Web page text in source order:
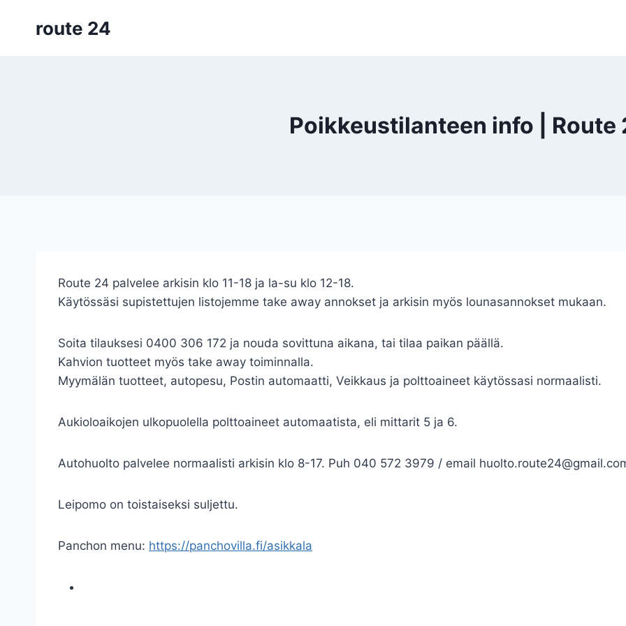
sisältöönroute 24
Poikkeustilanteen info | Route
Route 24 palvelee arkisin klo 11-18 ja la-su klo 12-18.
Käytössäsi supistettujen listojemme take away annokset ja arkisin myös lounasannokset mukaan.
Soita tilauksesi 0400 306 172 ja nouda sovittuna aikana, tai tilaa paikan päällä.
Kahvion tuotteet myös take away toiminnalla.
Myymälän tuotteet, autopesu, Postin automaatti, Veikkaus ja polttoaineet käytössasi normaalisti.
Aukioloaikojen ulkopuolella polttoaineet automaatista, eli mittarit 5 ja 6.
Autohuolto palvelee normaalisti arkisin klo 8-17. Puh 040 572 3979 / email
Leipomo on toistaiseksi suljettu.
Panchon menu: https://panchovilla.fi/asikkala